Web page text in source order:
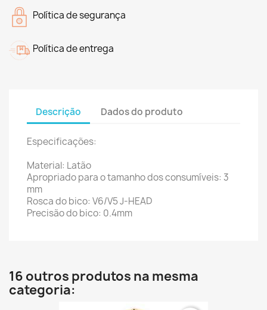
Política de segurança
Política de entrega
Descrição Dados do produto
Especificações:
Material: Latão
Apropriado para o tamanho dos consumíveis: 3
mm
Rosca do bico: V6/V5 J-HEAD
Precisão do bico: 0.4mm
16 outros produtos na mesma
categoria: